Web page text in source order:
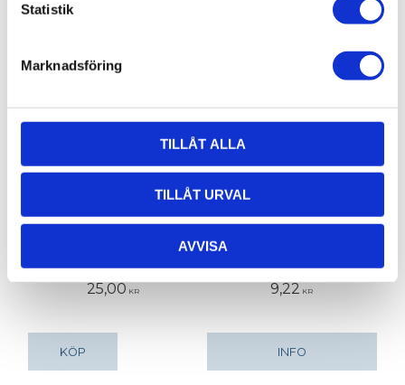
Statistik
Marknadsföring
TILLÅT ALLA
TILLÅT URVAL
AVVISA
Kapning av
profiler
kapning. Se nedan
för exempel.
25,00 KR
KÖP
Ändlock 40
Ändlock 40. 1 st.
9,22 KR
INFO